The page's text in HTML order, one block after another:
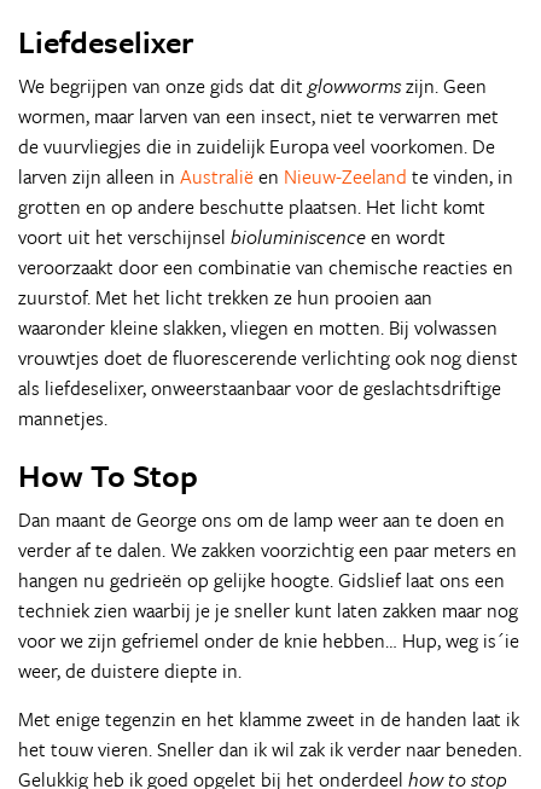
Liefdeselixer
We begrijpen van onze gids dat ditglowwormszijn. Geen
wormen, maar larven van een insect, niet te verwarren met
de vuurvliegjes die in zuidelijk Europa veel voorkomen. De
larven zijn alleen in Australiëen Nieuw-Zeeland te vinden, in
grotten en op andere beschutte plaatsen. Het licht komt
voort uit het verschijnsel bioluminiscenceen wordt
veroorzaakt door een combinatie van chemische reacties en
zuurstof. Met het licht trekken ze hun prooien aan
waaronder kleine slakken, vliegen en motten. Bij volwassen
vrouwtjes doet de fluorescerende verlichting ook nog dienst
als liefdeselixer, onweerstaanbaar voor de geslachtsdriftige
mannetjes.
How To Stop
Dan maant de George ons om de lamp weer aan te doen en
verder af te dalen. We zakken voorzichtig een paar meters en
hangen nu gedrieën op gelijke hoogte. Gidslief laat ons een
techniek zien waarbij je je sneller kunt laten zakken maar nog
voor we zijn gefriemel onder de knie hebben… Hup, weg is´ie
weer, de duistere diepte in.
Met enige tegenzin en het klamme zweet in de handen laat ik
het touw vieren. Sneller dan ik wil zak ik verder naar beneden.
Gelukkig heb ik goed opgelet bij het onderdeel how to stop